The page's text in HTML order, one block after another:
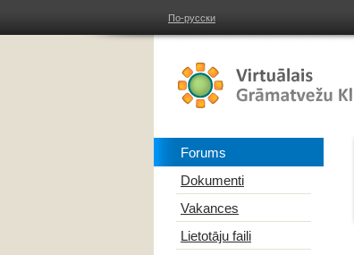
По-русски
Forums
Dokumenti
Vakances
Lietotāju faili